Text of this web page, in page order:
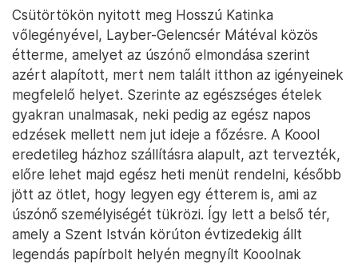
Csütörtökön nyitott meg Hosszú Katinka
vőlegényével, Layber-Gelencsér Mátéval közös
étterme, amelyet az úszónő elmondása szerint
azért alapított, mert nem talált itthon az igényeinek
megfelelő helyet. Szerinte az egészséges ételek
gyakran unalmasak, neki pedig az egész napos
edzések mellett nem jut ideje a főzésre. A Koool
eredetileg házhoz szállításra alapult, azt tervezték,
előre lehet majd egész heti menüt rendelni, később
jött az ötlet, hogy legyen egy étterem is, ami az
úszónő személyiségét tükrözi. Így lett a belső tér,
amely a Szent István körúton évtizedekig állt
legendás papírbolt helyén megnyílt Kooolnak